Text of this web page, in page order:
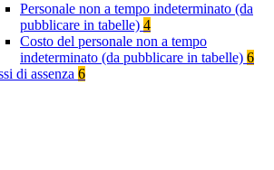
Personale non a tempo indeterminato (da
pubblicare in tabelle) 4
Costo del personale non a tempo
indeterminato (da pubblicare in tabelle) 6
di assenza 6